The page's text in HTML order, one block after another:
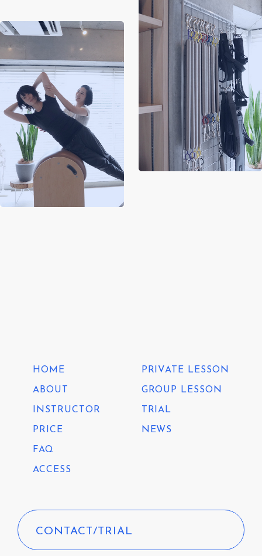
HOME
ABOUT
INSTRUCTOR
PRICE
FAQ
ACCESS
PRIVATE LESSON
GROUP LESSON
TRIAL
NEWS
CONTACT/TRIAL